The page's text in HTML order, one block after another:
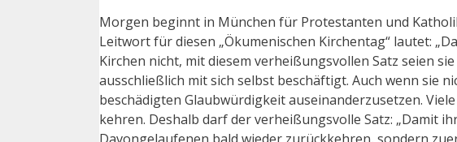
Morgen beginnt in München für Protestanten und
Leitwort für diesen „Ökumenischen Kirchentag“ lautet:
Kirchen nicht, mit diesem verheißungsvollen Satz seien
ausschließlich mit sich selbst beschäftigt. Auch wenn sie
beschädigten Glaubwürdigkeit auseinanderzusetzen.
kehren. Deshalb darf der verheißungsvolle Satz: „Damit